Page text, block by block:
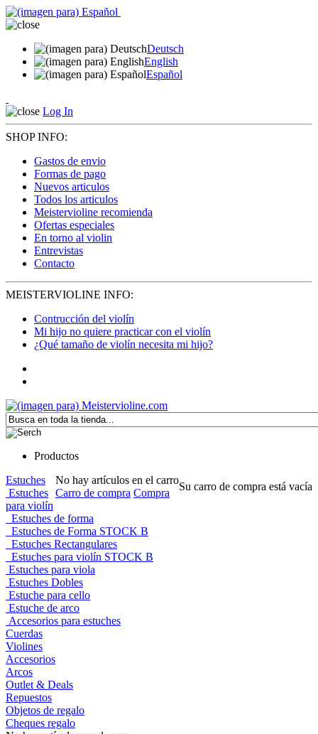
Deutsch
English
Español
Log In
SHOP INFO:
Gastos de envio
Formas de pago
Nuevos articulos
Todos los articulos
Meistervioline recomienda
Ofertas especiales
En torno al violin
Entrevistas
Contacto
MEISTERVIOLINE INFO:
Contrucción del violín
Mi hijo no quiere practicar con el violín
¿Qué tamaño de violín necesita mi hijo?
Productos
No hay artículos en el carro
Carro de compra Compra
Su carro de compra está vacía
Estuches
Estuches
para violín
Estuches de forma
Estuches de Forma STOCK B
Estuches Rectangulares
Estuches para violín STOCK B
Estuches para viola
Estuches Dobles
Estuche para cello
Estuche de arco
Accesorios para estuches
Cuerdas
Violines
Accesorios
Arcos
Outlet & Deals
Repuestos
Objetos de regalo
Cheques regalo